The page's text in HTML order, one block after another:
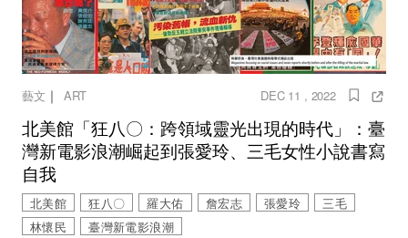
藝文 ｜ ART DEC 11 , 2022
北美館「狂八〇：跨領域靈光出現的時代」：臺
灣新電影浪潮崛起到張愛玲、三毛女性小說書寫
自我
北美館 狂八〇 羅大佑 詹宏志 張愛玲
三毛
林懷民
臺灣新電影浪潮